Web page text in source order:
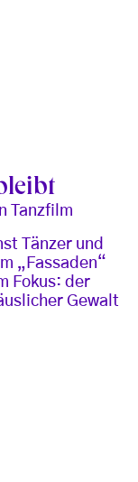
Tanzfilm
Tänzer und
„Fassaden“
Fokus: der
Gewalt